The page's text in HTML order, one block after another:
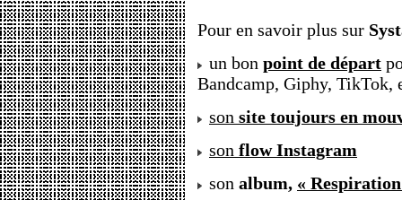
Pour en savoir plus sur
un bon point de départ
Bandcamp, Giphy, TikTok,
son site toujours en
son flow Instagram
son album, «